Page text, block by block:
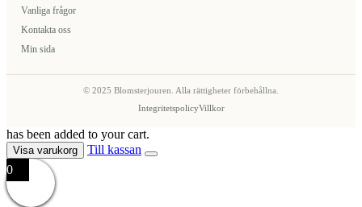
Vanliga frågor
Kontakta oss
Min sida
© 2025 Blomsterjouren. Alla rättigheter förbehållna.
IntegritetspolicyVillkor
has been added to your cart.
Visa varukorg
Till kassan
0